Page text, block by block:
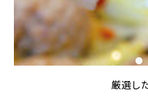
厳選し